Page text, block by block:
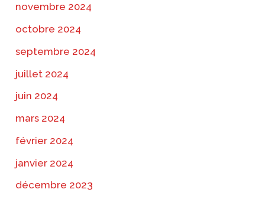
novembre 2024
octobre 2024
septembre 2024
juillet 2024
juin 2024
mars 2024
février 2024
janvier 2024
décembre 2023